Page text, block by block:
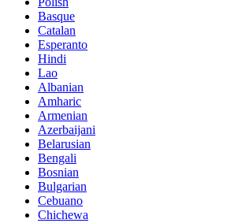
Basque
Catalan
Esperanto
Hindi
Lao
Albanian
Amharic
Armenian
Azerbaijani
Belarusian
Bengali
Bosnian
Bulgarian
Cebuano
Chichewa